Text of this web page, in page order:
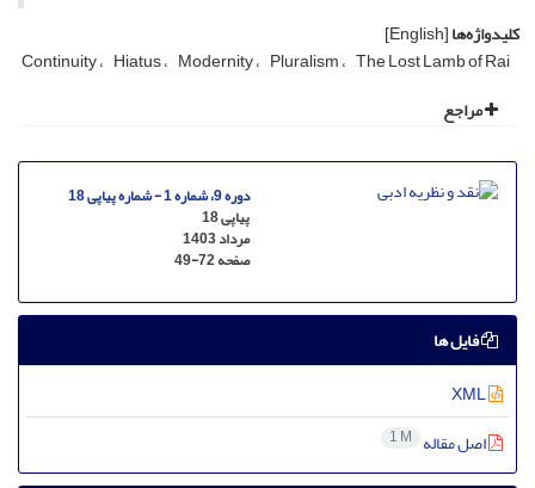
کلیدواژه‌ها[English]
Continuity Hiatus Modernity Pluralism The Lost Lamb of Rai
مراجع
دوره 9، شماره 1 - شماره پیاپی 18
پیاپی 18
مرداد 1403
صفحه49-72
فایل ها
اصل مقاله 1 M